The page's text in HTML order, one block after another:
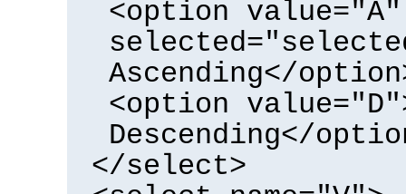
<option value="A"
Ascending</
<option
Descending</
</select>